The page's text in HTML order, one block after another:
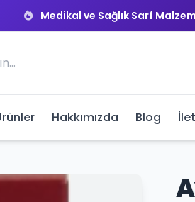
Medikal ve Sağlık Sarf
Hakkımızda Blog